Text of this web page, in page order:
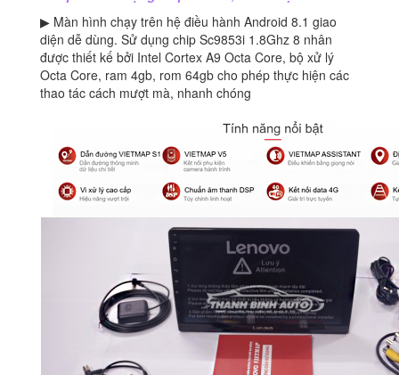
▶ Màn hình chạy trên hệ điều hành Android 8.1 giao
diện dễ dùng. Sử dụng chip Sc9853i 1.8Ghz 8 nhân
được thiết kế bởi Intel Cortex A9 Octa Core, bộ xử lý
Octa Core, ram 4gb, rom 64gb cho phép thực hiện các
thao tác cách mượt mà, nhanh chóng